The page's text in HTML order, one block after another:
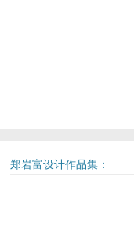
郑岩富设计作品集：